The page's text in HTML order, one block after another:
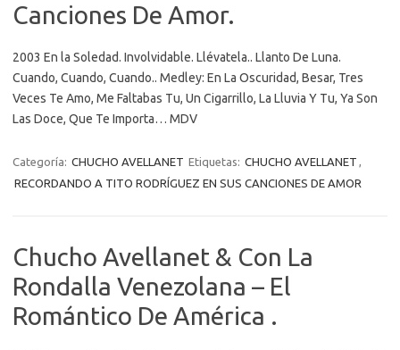
Canciones De Amor.
2003 En la Soledad. Involvidable. Llévatela.. Llanto De Luna.
Cuando, Cuando, Cuando.. Medley: En La Oscuridad, Besar, Tres
Veces Te Amo, Me Faltabas Tu, Un Cigarrillo, La Lluvia Y Tu, Ya Son
Las Doce, Que Te Importa… MDV
Categoría: CHUCHO AVELLANET Etiquetas: CHUCHO AVELLANET ,
RECORDANDO A TITO RODRÍGUEZ EN SUS CANCIONES DE AMOR
Chucho Avellanet & Con La
Rondalla Venezolana – El
Romántico De América .